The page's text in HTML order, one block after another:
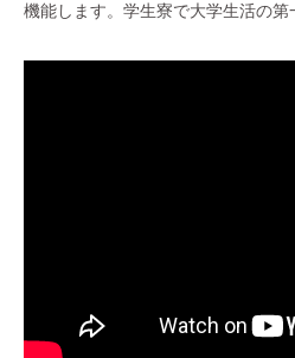
機能します。学生寮で大学生活の